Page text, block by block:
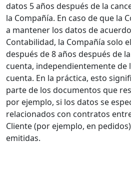
datos 5 años después de la
la Compañía. En caso de que la
a mantener los datos de
Contabilidad, la Compañía solo
después de 8 años después de
cuenta, independientemente de
cuenta. En la práctica, esto
parte de los documentos que
por ejemplo, si los datos se
relacionados con contratos
Cliente (por ejemplo, en
emitidas.